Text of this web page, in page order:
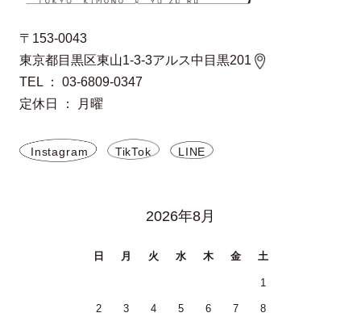
〒153-0043
東京都目黒区東山1-3-3アルス中目黒201
TEL ： 03-6809-0347
定休日 ： 月曜
Instagram TikTok LINE
2026年8月
日 月 火 水 木 金 土
1
2 3 4 5 6 7 8